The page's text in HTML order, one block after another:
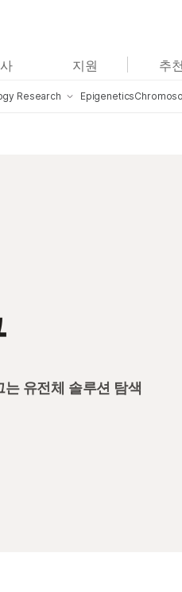
지원 추
Research Epigenetics
유전체 솔루션 탐색
다 관련성이 높은 콘텐츠를
분야를 선택해 주세요:
암 연구